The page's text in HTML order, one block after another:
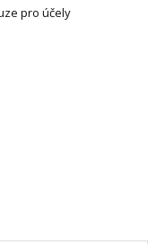
pro účely